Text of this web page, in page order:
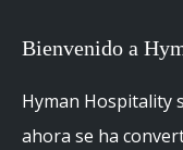
Bienvenido a
Hyman Hospitality
ahora se ha